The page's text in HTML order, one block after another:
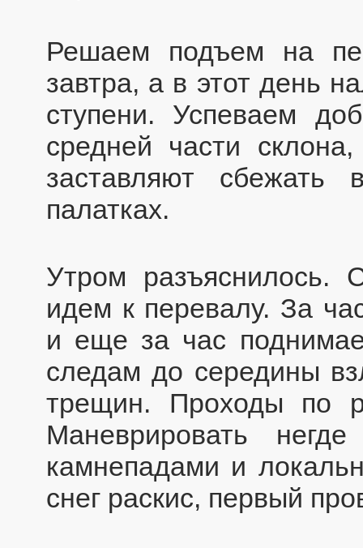
Решаем подъем на
завтра, а в этот день
ступени. Успеваем
средней части
заставляют
палатках.
Утром разъяснилось.
идем к перевалу. За
и еще за час
следам до середины
трещин. Проходы по
Маневрировать
камнепадами и
снег раскис, первый